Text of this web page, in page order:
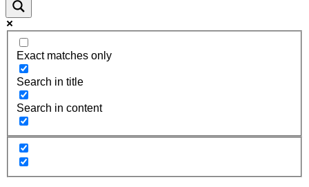
Exact matches only
Search in title
Search in content